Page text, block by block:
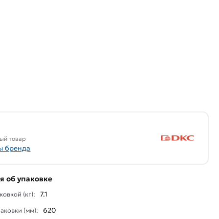
товар
бренда
об упаковке
(кг): 7.1
(мм): 620